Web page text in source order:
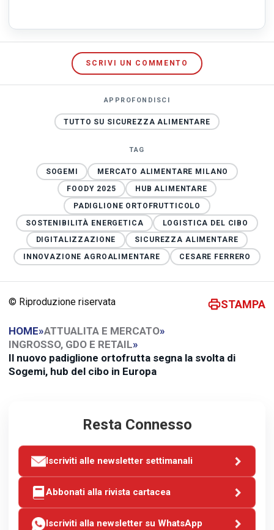
SCRIVI UN COMMENTO
APPROFONDISCI
TUTTO SU SICUREZZA ALIMENTARE
TAG
SOGEMI
MERCATO ALIMENTARE MILANO
FOODY 2025
HUB ALIMENTARE
PADIGLIONE ORTOFRUTTICOLO
SOSTENIBILITÀ ENERGETICA
LOGISTICA DEL CIBO
DIGITALIZZAZIONE
SICUREZZA ALIMENTARE
INNOVAZIONE AGROALIMENTARE
CESARE FERRERO
© Riproduzione riservata STAMPA
HOME»ATTUALITA E MERCATO»
INGROSSO, GDO E RETAIL»
Il nuovo padiglione ortofrutta segna la svolta di
Sogemi, hub del cibo in Europa
Resta Connesso
Iscriviti alle newsletter settimanali
Abbonati alla rivista cartacea
Iscriviti alla newsletter su WhatsApp